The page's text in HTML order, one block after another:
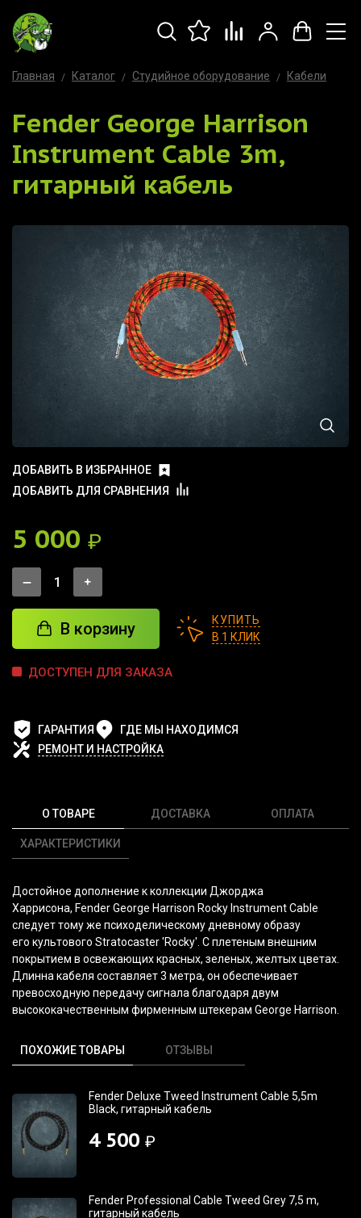
Главная Каталог Студийное оборудование Кабели
Fender George Harrison
Instrument Cable 3m,
гитарный кабель
ДОБАВИТЬ В ИЗБРАННОЕ
ДОБАВИТЬ ДЛЯ СРАВНЕНИЯ
5 000 ₽
В корзину
КУПИТЬ
В 1 КЛИК
ДОСТУПЕН ДЛЯ ЗАКАЗА
ГАРАНТИЯ
ГДЕ МЫ НАХОДИМСЯ
РЕМОНТ И НАСТРОЙКА
О ТОВАРЕ
ХАРАКТЕРИСТИКИ
ДОСТАВКА ОПЛАТА
Достойное дополнение к коллекции Джорджа
Харрисона, Fender George Harrison Rocky Instrument Cable
следует тому же психоделическому дневному образу
его культового Stratocaster 'Rocky'. С плетеным внешним
покрытием в освежающих красных, зеленых, желтых цветах.
Длиннакабеля составляет 3 метра, он обеспечивает
превосходную передачу сигнала благодаря двум
высококачественным фирменным штекерам George Harrison.
ПОХОЖИЕ ТОВАРЫ ОТЗЫВЫ
Fender Deluxe Tweed Instrument Cable 5,5m
Black, гитарный кабель
4 500 ₽
Fender Professional Cable Tweed Grey 7,5 m,
гитарный кабель